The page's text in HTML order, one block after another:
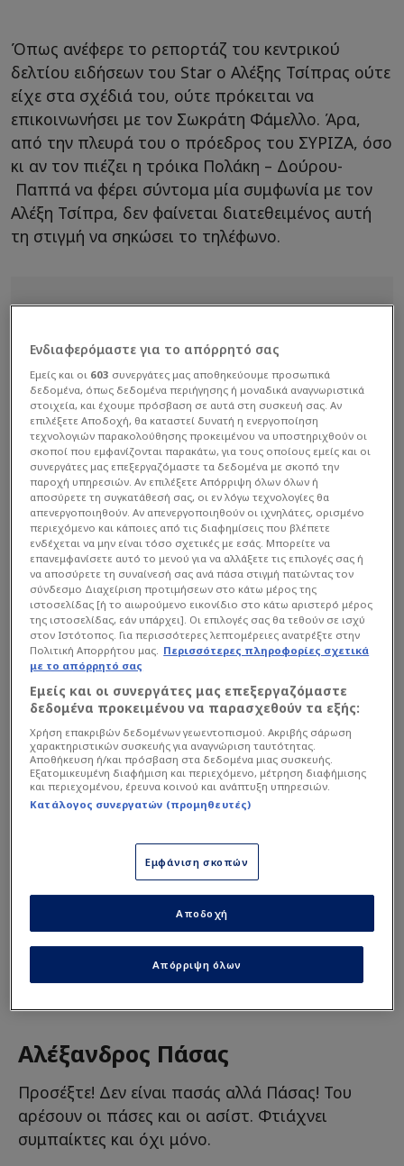
Όπως ανέφερε το ρεπορτάζ του κεντρικού
δελτίου ειδήσεων του Star o Αλέξης Τσίπρας ούτε
είχε στα σχέδιά του, ούτε πρόκειται να
επικοινωνήσει με τον Σωκράτη Φάμελλο. Άρα,
από την πλευρά του ο πρόεδρος του ΣΥΡΙΖΑ, όσο
κι αν τον πιέζει η τρόικα Πολάκη – Δούρου-
Παππά να φέρει σύντομα μία συμφωνία με τον
Αλέξη Τσίπρα, δεν φαίνεται διατεθειμένος αυτή
τη στιγμή να σηκώσει το τηλέφωνο.
Διαβάστε τη συνέχεια στοstar.gr
LIFE
Αλέξανδρος Πάσας
Προσέξτε! Δεν είναι πασάς αλλά Πάσας! Του
αρέσουν οι πάσες και οι ασίστ. Φτιάχνει
συμπαίκτες και όχι μόνο.
Ενδιαφερόμαστε για το απόρρητό σας
Εμείς και οι 603 συνεργάτες μας αποθηκεύουμε προσωπικά
δεδομένα, όπως δεδομένα περιήγησης ή μοναδικά αναγνωριστικά
στοιχεία, και έχουμε πρόσβαση σε αυτά στη συσκευή σας. Αν
επιλέξετε Αποδοχή, θα καταστεί δυνατή η ενεργοποίηση
τεχνολογιών παρακολούθησης προκειμένου να υποστηριχθούν οι
σκοποί που εμφανίζονται παρακάτω, για τους οποίους εμείς και οι
συνεργάτες μας επεξεργαζόμαστε τα δεδομένα με σκοπό την
παροχή υπηρεσιών. Αν επιλέξετε Απόρριψη όλων όλων ή
αποσύρετε τη συγκατάθεσή σας, οι εν λόγω τεχνολογίες θα
απενεργοποιηθούν. Αν απενεργοποιηθούν οι ιχνηλάτες, ορισμένο
περιεχόμενο και κάποιες από τις διαφημίσεις που βλέπετε
ενδέχεται να μην είναι τόσο σχετικές με εσάς. Μπορείτε να
επανεμφανίσετε αυτό το μενού για να αλλάξετε τις επιλογές σας ή
να αποσύρετε τη συναίνεσή σας ανά πάσα στιγμή πατώντας τον
σύνδεσμο Διαχείριση προτιμήσεων στο κάτω μέρος της
ιστοσελίδας [ή το αιωρούμενο εικονίδιο στο κάτω αριστερό μέρος
της ιστοσελίδας, εάν υπάρχει]. Οι επιλογές σας θα τεθούν σε ισχύ
στον Ιστότοπος. Για περισσότερες λεπτομέρειες ανατρέξτε στην
Πολιτική Απορρήτου μας. Περισσότερες πληροφορίες σχετικά
με το απόρρητό σας
Εμείς και οι συνεργάτες μας επεξεργαζόμαστε
δεδομένα προκειμένου να παρασχεθούν τα εξής:
Χρήση επακριβών δεδομένων γεωεντοπισμού. Ακριβής σάρωση
χαρακτηριστικών συσκευής για αναγνώριση ταυτότητας.
Αποθήκευση ή/και πρόσβαση στα δεδομένα μιας συσκευής.
Εξατομικευμένη διαφήμιση και περιεχόμενο, μέτρηση διαφήμισης
και περιεχομένου, έρευνα κοινού και ανάπτυξη υπηρεσιών.
Κατάλογος συνεργατών (προμηθευτές)
Εμφάνιση σκοπών
Απόρριψη όλων
Αποδοχή